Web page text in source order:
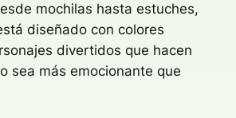
mochilas hasta estuches,
diseñado con colores
divertidos que hacen
sea más emocionante que